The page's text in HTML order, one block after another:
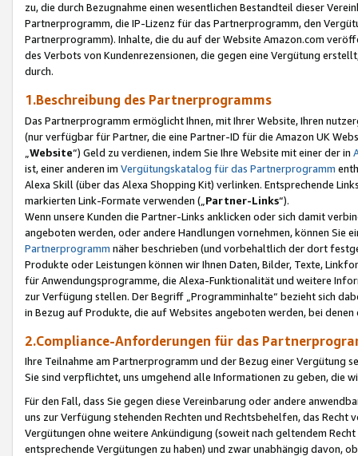
zu, die durch Bezugnahme einen wesentlichen Bestandteil dieser
Partnerprogramm, die IP-Lizenz für das Partnerprogramm, den
Partnerprogramm). Inhalte, die du auf der Website Amazon.com
des Verbots von Kundenrezensionen, die gegen eine Vergütung
durch.
1.Beschreibung des Partnerprogramms
Das Partnerprogramm ermöglicht Ihnen, mit Ihrer Website, Ihren
(nur verfügbar für Partner, die eine Partner-ID für die Amazon UK
Website“) Geld zu verdienen, indem Sie Ihre Website mit einer der in
ist, einer anderen im Vergütungskatalog für das Partnerprogramm
Alexa Skill (über das Alexa Shopping Kit) verlinken. Entsprechende
markierten Link-Formate verwenden („ Partner-Links“).
Wenn unsere Kunden die Partner-Links anklicken oder sich damit
angeboten werden, oder andere Handlungen vornehmen, können Sie
Partnerprogramm näher beschrieben (und vorbehaltlich der dort
Produkte oder Leistungen können wir Ihnen Daten, Bilder, Texte,
für Anwendungsprogramme, die Alexa-Funktionalität und weitere
zur Verfügung stellen. Der Begriff „Programminhalte“ bezieht sich
in Bezug auf Produkte, die auf Websites angeboten werden, bei
2.Compliance-Anforderungen für das
Ihre Teilnahme am Partnerprogramm und der Bezug einer Vergütung
Sie sind verpflichtet, uns umgehend alle Informationen zu geben, die
Für den Fall, dass Sie gegen diese Vereinbarung oder andere
uns zur Verfügung stehenden Rechten und Rechtsbehelfen, das
Vergütungen ohne weitere Ankündigung (soweit nach geltendem
entsprechende Vergütungen zu haben) und zwar unabhängig davon,